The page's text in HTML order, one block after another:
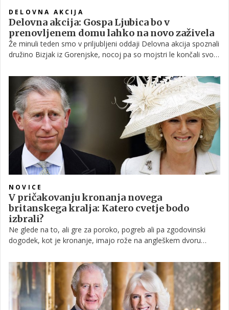
DELOVNA AKCIJA
Delovna akcija: Gospa Ljubica bo v
prenovljenem domu lahko na novo zaživela
Že minuli teden smo v priljubljeni oddaji Delovna akcija spoznali
družino Bizjak iz Gorenjske, nocoj pa so mojstri le končali svoje
jih je pustilo odprtih ust. Kako je uspela prenova, si oglejte
spodaj.
NOVICE
V pričakovanju kronanja novega
britanskega kralja: Katero cvetje bodo
izbrali?
Ne glede na to, ali gre za poroko, pogreb ali pa zgodovinski
dogodek, kot je kronanje, imajo rože na angleškem dvoru
novega angleškega kralja imajo tako veliko dela tudi cvetličarji,
saj mora biti prav vsak cvet izbran premišljeno in s točno
določenim namenom. Poglejmo, kaj pravijo napovedi
strokovnjakov glede cvetlične okrasitve tega zgodovinskega
dogodka, ki so ga čez lužo pričakovali kar 70 let.